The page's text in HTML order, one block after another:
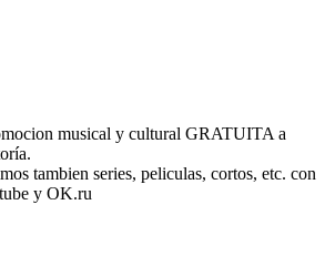
musical y cultural GRATUITA a
tambien series, peliculas, cortos, etc. con
y OK.ru